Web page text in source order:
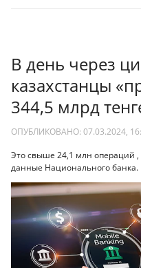
В день через
казахстанцы
344,5 млрд
ОПУБЛИКОВАНО: 07.03.2024,
Это свыше 24,1 млн операций ,
данные Национального банка.